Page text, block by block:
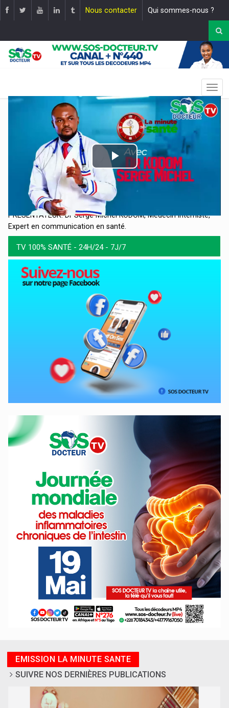
Nous contacter Qui sommes-nous ?
Play
Video
THEME: QUELS SONT LES FACTEURS FAVORISANT LA
SURVENUE D'UN AVC ?
Mise en ligne le :
PRESENTATEUR: Dr Serge Michel KODOM, Médecin Interniste,
Expert en communication en santé.
TV 100% SANTÉ - 24H/24 - 7J/7
EMISSION LA MINUTE SANTE
SUIVRE NOS DERNIÈRES PUBLICATIONS